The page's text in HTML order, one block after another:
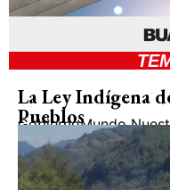
La Ley Indígena
Pueblos
GobiernoMundo